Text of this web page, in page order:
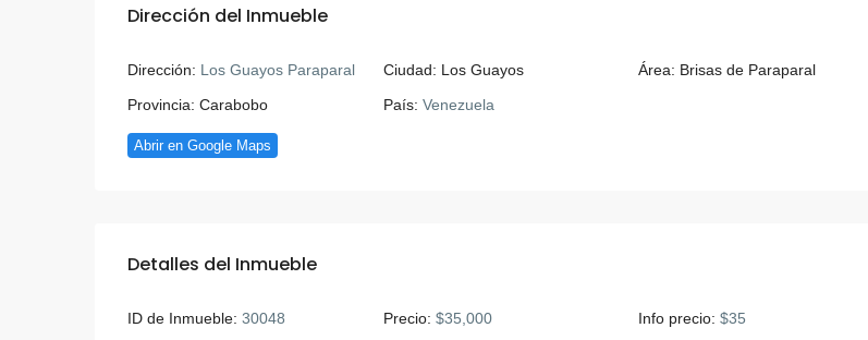
Dirección del Inmueble
Dirección: Los Guayos Paraparal Ciudad: Los Guayos Área: Brisas de Paraparal
Provincia: Carabobo País: Venezuela
Abrir en Google Maps
Detalles del Inmueble
ID de Inmueble: 30048 Precio: $35,000 Info precio: $35